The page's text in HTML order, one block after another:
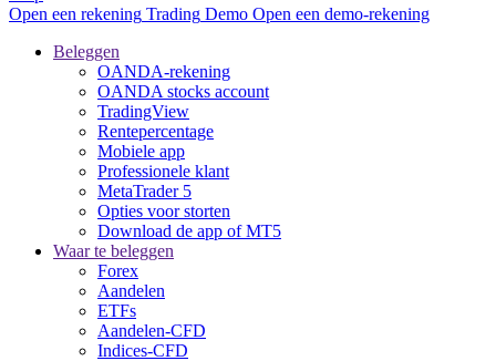
Open een rekening Trading Demo Open een demo-rekening
Beleggen
OANDA-rekening
OANDA stocks account
TradingView
Rentepercentage
Mobiele app
Professionele klant
MetaTrader 5
Opties voor storten
Download de app of MT5
Waar te beleggen
Forex
Aandelen
ETFs
Aandelen-CFD
Indices-CFD